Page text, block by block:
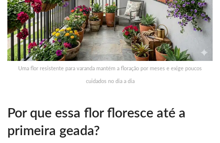
Uma flor resistente para varanda mantém a floração por meses e exige poucos
cuidados no dia a dia
Por que essa flor floresce até a
primeira geada?